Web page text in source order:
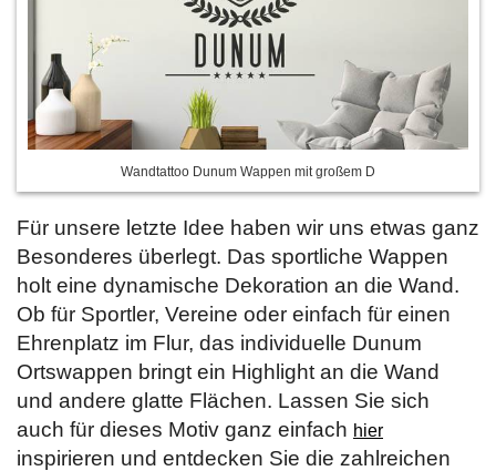
Wandtattoo Dunum Wappen mit großem D
Für unsere letzte Idee haben wir uns etwas ganz
Besonderes überlegt. Das sportliche Wappen
holt eine dynamische Dekoration an die Wand.
Ob für Sportler, Vereine oder einfach für einen
Ehrenplatz im Flur, das individuelle Dunum
Ortswappen bringt ein Highlight an die Wand
und andere glatte Flächen. Lassen Sie sich
auch für dieses Motiv ganz einfach hier
inspirieren und entdecken Sie die zahlreichen